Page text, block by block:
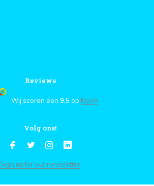
Reviews
Wij scoren een 9,5 op Kiyoh
Volg ons!
Sign up for our newsletter